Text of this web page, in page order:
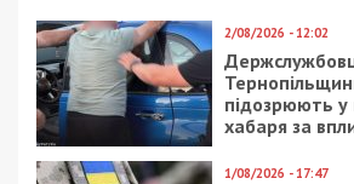
2/08/2026 - 12:02
підозрюють у
хабаря за
1/08/2026 - 17:47